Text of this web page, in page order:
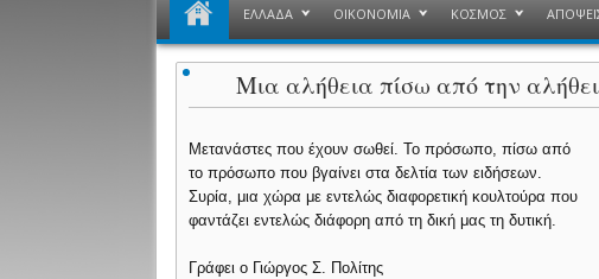
ΕΛΛΑΔΑ ΟΙΚΟΝΟΜΙΑ ΚΟΣΜΟΣ
Μια αλήθεια πίσω από την
Μετανάστες που έχουν σωθεί. Το πρόσωπο, πίσω από
το πρόσωπο που βγαίνει στα δελτία των ειδήσεων.
Συρία, μια χώρα με εντελώς διαφορετική κουλτούρα που
φαντάζει εντελώς διάφορη από τη δική μας τη δυτική.
Γράφει ο Γιώργος Σ. Πολίτης